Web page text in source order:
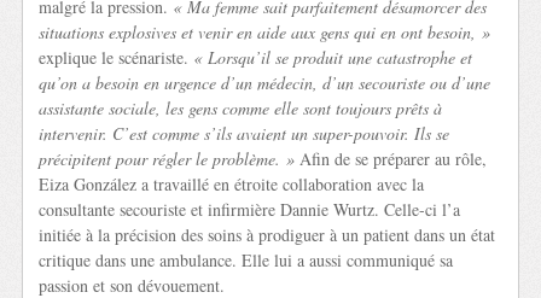
malgré la pression. « Ma femme sait parfaitement désamorcer des
situations explosives et venir en aide aux gens qui en ont besoin, »
explique le scénariste. « Lorsqu’il se produit une catastrophe et
qu’on a besoin en urgence d’un médecin, d’un secouriste ou d’une
assistante sociale, les gens comme elle sont toujours prêts à
intervenir. C’est comme s’ils avaient un super-pouvoir. Ils se
précipitent pour régler le problème. » Afin de se préparer au rôle,
Eiza González a travaillé en étroite collaboration avec la
consultante secouriste et infirmière Dannie Wurtz. Celle-ci l’a
initiée à la précision des soins à prodiguer à un patient dans un état
critique dans une ambulance. Elle lui a aussi communiqué sa
passion et son dévouement.